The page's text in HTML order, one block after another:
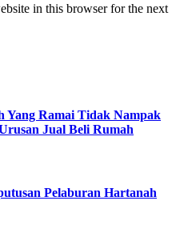
in this browser for the next
Yang Ramai Tidak Nampak
Jual Beli Rumah
Pelaburan Hartanah